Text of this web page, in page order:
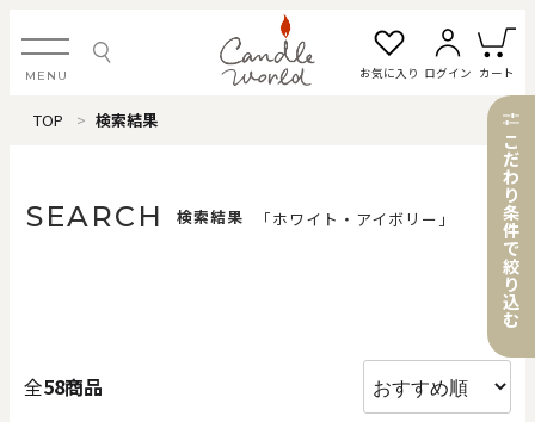
MENU お気に入り ログイン カート
ログイン・新規会員登録
TOP 検索結果
SEARCH 検索結果 「ホワイト・アイボリー」
全58商品
こ
だ
わ
り
条
件
で
絞
り
込
む